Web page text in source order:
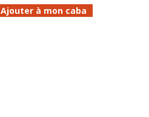
Ajouter à mon caba